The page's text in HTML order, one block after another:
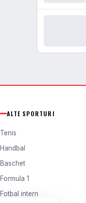
ALTE SPORTURI
Tenis
Handbal
Baschet
Formula 1
Fotbal intern